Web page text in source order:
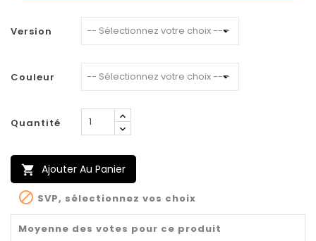
Version
Couleur
Quantité
 Ajouter Au Panier
 SVP, sélectionnez vos choix
Moyenne des votes pour ce produit